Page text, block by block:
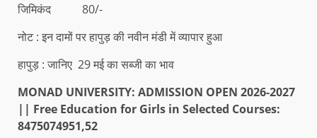
जिमिकंद 80/-
नोट : इन दामों पर हापुड़ की नवीन मंडी में व्यापार हुआ
हापुड़ : जानिए 29 मई का सब्जी का भाव
MONAD UNIVERSITY: ADMISSION OPEN 2026-2027
|| Free Education for Girls in Selected Courses:
8475074951,52